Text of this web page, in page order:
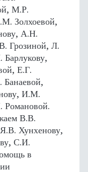
М.Р.
Золхоевой,
А.Н.
Грозиной, Л.
Е.Г.
И.М.
Романовой.
В.В.
Хунхенову,
С.И.
в